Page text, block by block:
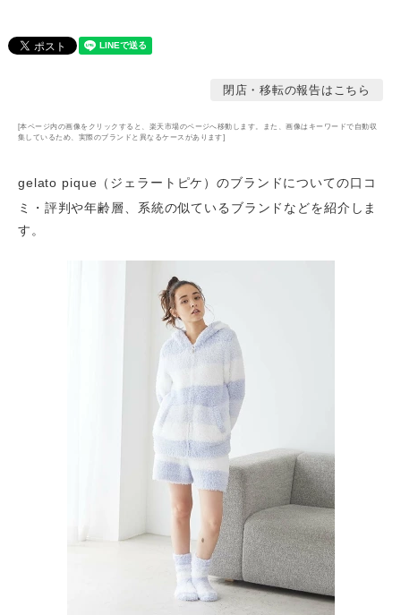
閉店・移転の報告はこちら
[本ページ内の画像をクリックすると、楽天市場のページへ移動します。また、画像はキーワードで自動収
集しているため、実際のブランドと異なるケースがあります]
gelato pique（ジェラートピケ）のブランドについての口コ
ミ・評判や年齢層
、系統の似ているブランドなどを紹介しま
す。